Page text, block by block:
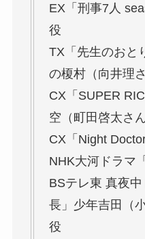
EX「刑事7人
役
TX「先生のおと
の榎村（向井理
CX「SUPER
空（町田啓太さ
CX「Night
NHK大河ドラマ
BSテレ東 真夜
長」少年吉田（
役